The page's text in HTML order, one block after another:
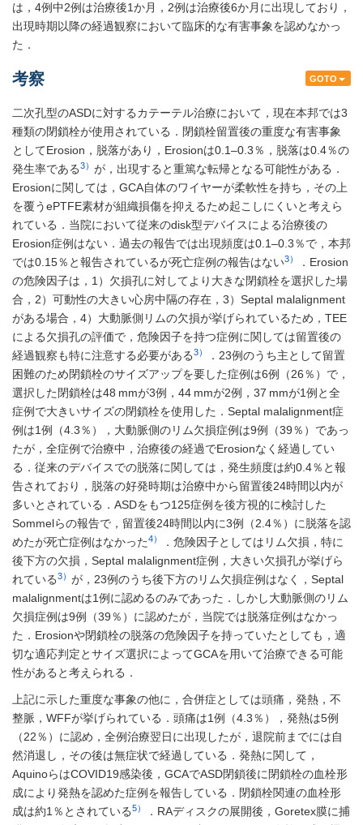
は，4例中2例は治療後1か月，2例は治療後6か月に出現しており，
出現時期以降の経過観察において臨床的な有害事象を認めなかっ
た．
GOTO
考察
二次孔型のASDに対するカテーテル治療において，現在本邦では3
種類の閉鎖栓が使用されている．閉鎖栓留置後の重度な有害事象
としてErosion，脱落があり，Erosionは0.1–0.3％，脱落は0.4％の
発生率である3） が，出現すると重篤な転帰となる可能性がある．
Erosionに関しては，GCA自体のワイヤーが柔軟性を持ち，その上
を覆うePTFE素材が組織損傷を抑えるため起こしにくいと考えら
れている．当院において従来のdisk型デバイスによる治療後の
Erosion症例はない．過去の報告では出現頻度は0.1–0.3％で，本邦
では0.15％と報告されているが死亡症例の報告はない3）
．Erosion
の危険因子は，1）欠損孔に対してより大きな閉鎖栓を選択した場
合，2）可動性の大きい心房中隔の存在，3）Septal malalignment
がある場合，4）大動脈側リムの欠損が挙げられているため，TEE
による欠損孔の評価で，危険因子を持つ症例に関しては留置後の
経過観察も特に注意する必要がある3）
．23例のうち主として留置
困難のため閉鎖栓のサイズアップを要した症例は6例（26％）で，
選択した閉鎖栓は48 mmが3例，44 mmが2例，37 mmが1例と全
症例で大きいサイズの閉鎖栓を使用した．Septal malalignment症
例は1例（4.3％），大動脈側のリム欠損症例は9例（39％）であっ
たが，全症例で治療中，治療後の経過でErosionなく経過してい
る．従来のデバイスでの脱落に関しては，発生頻度は約0.4％と報
告されており，脱落の好発時期は治療中から留置後24時間以内が
多いとされている．ASDをもつ125症例を後方視的に検討した
Sommelらの報告で，留置後24時間以内に3例（2.4％）に脱落を認
めたが死亡症例はなかった4）
．危険因子としてはリム欠損，特に
後下方の欠損，Septal malalignment症例，大きい欠損孔が挙げら
れている3） が，23例のうち後下方のリム欠損症例はなく，Septal
malalignmentは1例に認めるのみであった．しかし大動脈側のリム
欠損症例は9例（39％）に認めたが，当院では脱落症例はなかっ
た．Erosionや閉鎖栓の脱落の危険因子を持っていたとしても，適
切な適応判定とサイズ選択によってGCAを用いて治療できる可能
性があると考えられる．
上記に示した重度な事象の他に，合併症としては頭痛，発熱，不
整脈，WFFが挙げられている．頭痛は1例（4.3％），発熱は5例
（22％）に認め，全例治療翌日に出現したが，退院前までには自
然消退し，その後は無症状で経過している．発熱に関して，
AquinoらはCOVID19感染後，GCAでASD閉鎖後に閉鎖栓の血栓形
成により発熱を認めた症例を報告している．閉鎖栓関連の血栓形
成は約1％とされている5）
．RAディスクの展開後，Goretex膜に捕